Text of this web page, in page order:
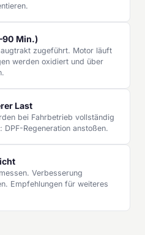
Min.)
zugeführt. Motor läuft
werden oxidiert und über
Last
bei Fahrbetrieb vollständig
DPF-Regeneration anstoßen.
Verbesserung
Empfehlungen für weiteres